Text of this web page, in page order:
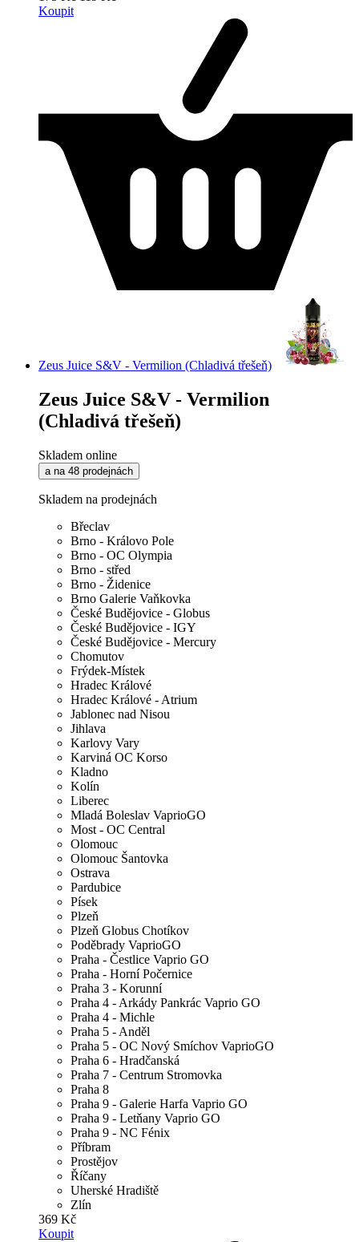
Koupit
Zeus Juice S&V - Vermilion (Chladivá třešeň)
Zeus Juice S&V - Vermilion
(Chladivá třešeň)
Skladem online
a na 48 prodejnách
Skladem na prodejnách
Břeclav
Brno - Královo Pole
Brno - OC Olympia
Brno - střed
Brno - Židenice
Brno Galerie Vaňkovka
České Budějovice - Globus
České Budějovice - IGY
České Budějovice - Mercury
Chomutov
Frýdek-Místek
Hradec Králové
Hradec Králové - Atrium
Jablonec nad Nisou
Jihlava
Karlovy Vary
Karviná OC Korso
Kladno
Kolín
Liberec
Mladá Boleslav VaprioGO
Most - OC Central
Olomouc
Olomouc Šantovka
Ostrava
Pardubice
Písek
Plzeň
Plzeň Globus Chotíkov
Poděbrady VaprioGO
Praha - Čestlice Vaprio GO
Praha - Horní Počernice
Praha 3 - Korunní
Praha 4 - Arkády Pankrác Vaprio GO
Praha 4 - Michle
Praha 5 - Anděl
Praha 5 - OC Nový Smíchov VaprioGO
Praha 6 - Hradčanská
Praha 7 - Centrum Stromovka
Praha 8
Praha 9 - Galerie Harfa Vaprio GO
Praha 9 - Letňany Vaprio GO
Praha 9 - NC Fénix
Příbram
Prostějov
Říčany
Uherské Hradiště
Zlín
369 Kč
Koupit